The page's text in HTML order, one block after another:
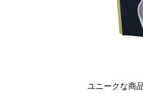
ユニークな商